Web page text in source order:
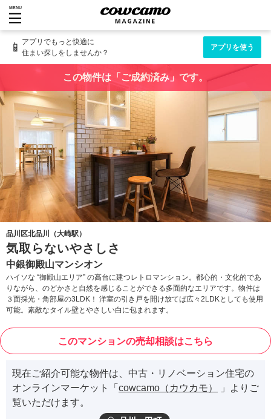
MENU
📱 アプリでもっと快適に
住まい探しをしませんか？
アプリを使う
この物件は「ご成約済み」です。
品川区北品川（大崎駅）
気取らないやさしさ
中銀御殿山マンシオン
ハイソな “御殿山エリア” の高台に建つレトロマンション。都心的・文化的であ
りながら、のどかさと自然を感じることができる多面的なエリアです。物件は
３面採光・角部屋の3LDK！ 洋室の引き戸を開け放てば広々2LDKとしても使用
可能。素敵なタイル壁とやさしい白に包まれます。
このマンションの売却相談はこちら
現在ご紹介可能な物件は、中古・リノベーション住宅の
オンラインマーケット「 cowcamo（カウカモ）
」よりご
覧いただけます。